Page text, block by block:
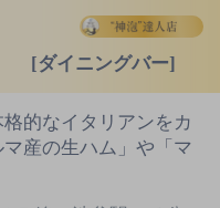
[ダイニングバー]
的なイタリアンをカ
産の生ハム」や「マ